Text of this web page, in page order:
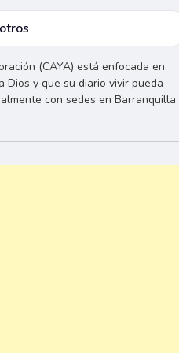
(CAYA) está enfocada en
y que su diario vivir pueda
con sedes en Barranquilla